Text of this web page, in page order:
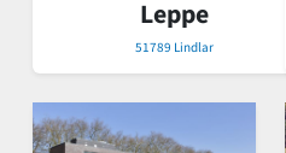
Leppe
51789 Lindlar